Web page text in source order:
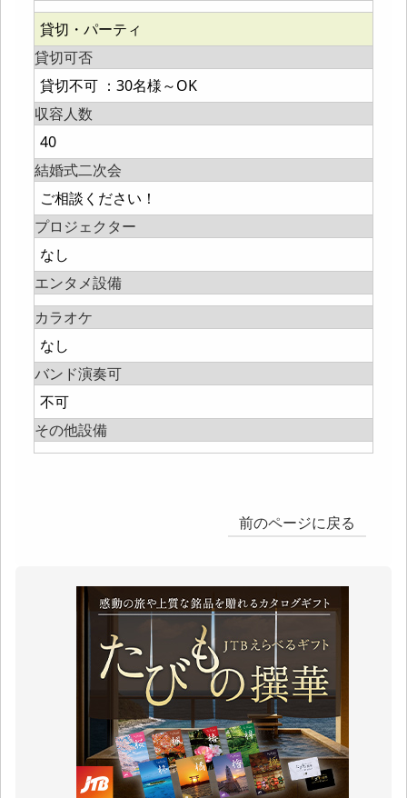
貸切・パーティ
貸切可否
貸切不可 ：30名様～OK
収容人数
40
結婚式二次会
ご相談ください！
プロジェクター
なし
エンタメ設備
カラオケ
なし
バンド演奏可
不可
その他設備
前のページに戻る